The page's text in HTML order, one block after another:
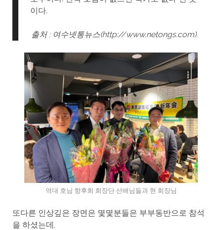
이다.
출처 : 여수넷통뉴스(http://www.netongs.com).
역대 호남 향후회 회장단 선배님들과 현 회장님
또다른 인상깊은 장면은 몇몇분들은 부부동반으로 참석
을 하셨는데,